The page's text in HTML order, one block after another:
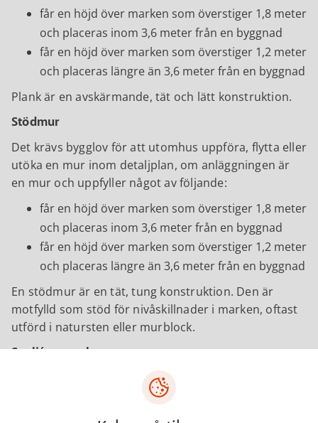
får en höjd över marken som överstiger 1,8 meter
och placeras inom 3,6 meter från en byggnad
får en höjd över marken som överstiger 1,2 meter
och placeras längre än 3,6 meter från en byggnad
Plank är en avskärmande, tät och lätt konstruktion.
Stödmur
Det krävs bygglov för att utomhus uppföra, flytta eller
utöka en mur inom detaljplan, om anläggningen är
en mur och uppfyller något av följande:
får en höjd över marken som överstiger 1,8 meter
och placeras inom 3,6 meter från en byggnad
får en höjd över marken som överstiger 1,2 meter
och placeras längre än 3,6 meter från en byggnad
En stödmur är en tät, tung konstruktion. Den är
motfylld som stöd för nivåskillnader i marken, oftast
utförd i natursten eller murblock.
Spaljé, pergola
Trädgårdsinredning som spaljéer och pergolor med
mera är genomsiktliga inhägnader i trä, stål eller